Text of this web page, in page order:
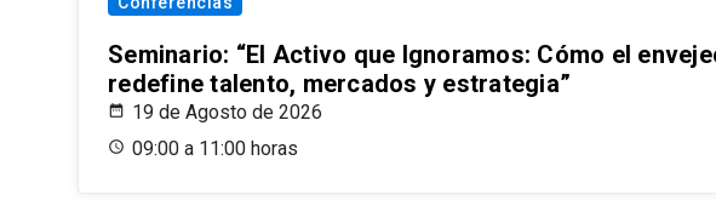
Seminario: “El Activo que Ignoramos: Cómo el
redefine talento, mercados y estrategia”
19 de Agosto de 2026
09:00 a 11:00 horas